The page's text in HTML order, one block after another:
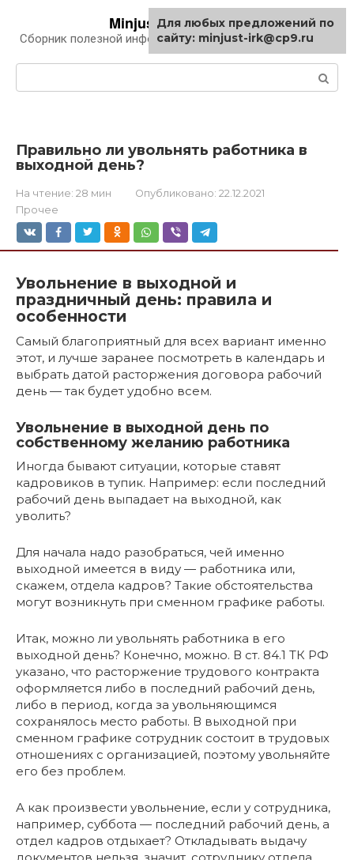
контенту
Minjust-irk.ru
Сборник полезной информации про автомобили
Правильно ли увольнять работника в
выходной день?
На чтение: 28 мин Опубликовано: 22.12.2021
Прочее
Увольнение в выходной и
праздничный день: правила и
особенности
Самый благоприятный для всех вариант именно
этот, и лучше заранее посмотреть в календарь и
выбрать датой расторжения договора рабочий
день — так будет удобно всем.
Увольнение в выходной день по
собственному желанию работника
Иногда бывают ситуации, которые ставят
кадровиков в тупик. Например: если последний
рабочий день выпадает на выходной, как
уволить?
Для начала надо разобраться, чей именно
выходной имеется в виду — работника или,
скажем, отдела кадров? Такие обстоятельства
могут возникнуть при сменном графике работы.
Итак, можно ли увольнять работника в его
выходной день? Конечно, можно. В ст. 84.1 ТК РФ
указано, что расторжение трудового контракта
оформляется либо в последний рабочий день,
либо в период, когда за увольняющимся
сохранялось место работы. В выходной при
сменном графике сотрудник состоит в трудовых
отношениях с организацией, поэтому увольняйте
его без проблем.
А как произвести увольнение, если у сотрудника,
например, суббота — последний рабочий день, а
отдел кадров отдыхает? Откладывать выдачу
Для любых предложений по
сайту: minjust-irk@cp9.ru